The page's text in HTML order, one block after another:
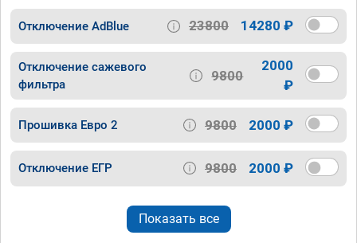
Отключение AdBlue 23800 14280 ₽
Отключение сажевого
фильтра
9800
2000
₽
Прошивка Евро 2 9800 2000 ₽
Отключение ЕГР 9800 2000 ₽
Показать все